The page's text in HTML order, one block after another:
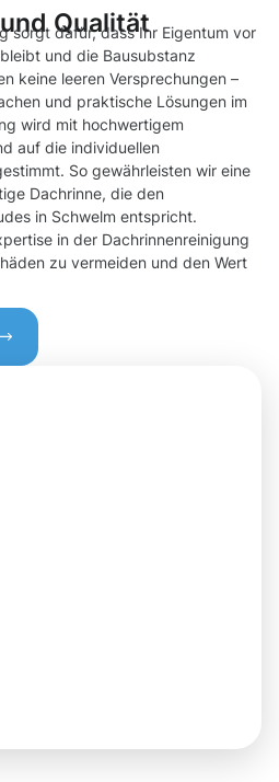
Qualität
sorgt dafür, dass Ihr Eigentum vor
und die Bausubstanz
keine leeren Versprechungen –
und praktische Lösungen im
wird mit hochwertigem
auf die individuellen
So gewährleisten wir eine
Dachrinne, die den
in Schwelm entspricht.
in der Dachrinnenreinigung
zu vermeiden und den Wert